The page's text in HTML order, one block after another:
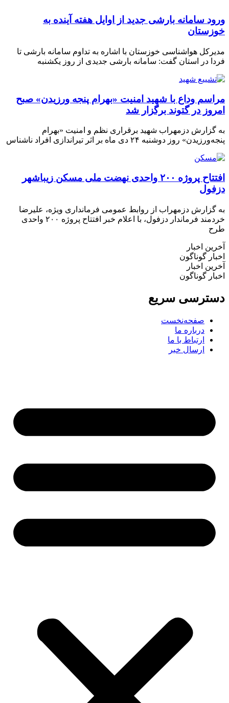
ورود سامانه بارشی جدید از اوایل هفته آینده به
خوزستان
مدیرکل هواشناسی خوزستان با اشاره به تداوم سامانه بارشی تا
فردا در استان گفت: سامانه بارشی جدیدی از روز یکشنبه
مراسم وداع با شهید امنیت «بهرام پنجه ورزیدن» صبح
امروز در گتوند برگزار شد
به گزارش دزمهراب شهید برقراری نظم و امنیت «بهرام
پنجه‌ورزیدن» روز دوشنبه ۲۴ دی ماه بر اثر تیراندازی افراد ناشناس
افتتاح پروژه ۲۰۰ واحدی نهضت ملی مسکن زیباشهر
دزفول
به گزارش دزمهراب از روابط عمومی فرمانداری ویژه، علیرضا
خردمند فرماندار دزفول، با اعلام خبر افتتاح پروژه ۲۰۰ واحدی
طرح
آخرین اخبار
اخبار گوناگون
آخرین اخبار
اخبار گوناگون
دسترسی سریع
صفحه‌نخست
درباره ما
ارتباط با ما
ارسال خبر